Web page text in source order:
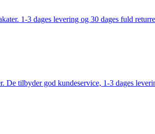
1-3 dages levering og 30 dages fuld
De tilbyder god kundeservice, 1-3 dages